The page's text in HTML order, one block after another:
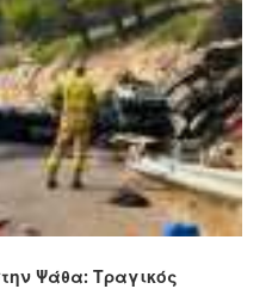
Ψάθα: Τραγικός